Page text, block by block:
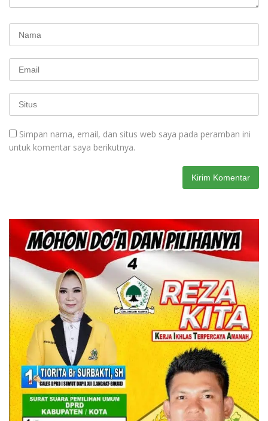
Simpan nama, email, dan situs web saya pada peramban ini
untuk komentar saya berikutnya.